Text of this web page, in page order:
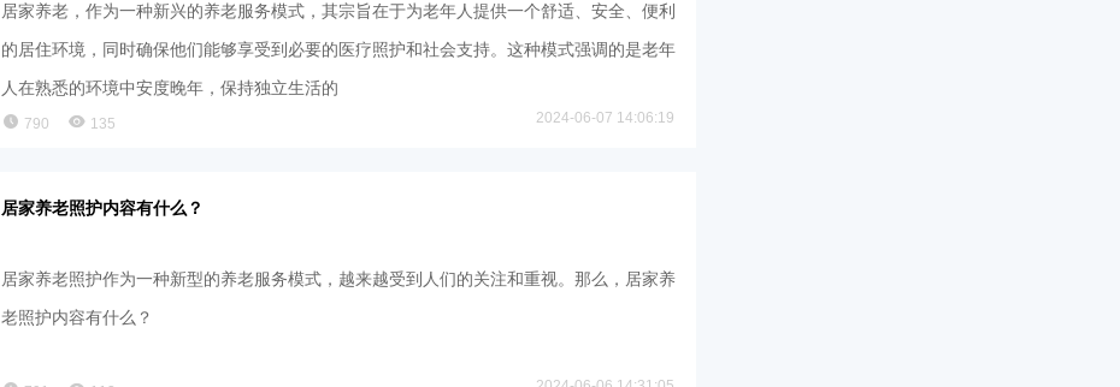
居家养老，作为一种新兴的养老服务模式，其宗旨在于为老年人提供一个舒适、安全、便利
的居住环境，同时确保他们能够享受到必要的医疗照护和社会支持。这种模式强调的是老年
人在熟悉的环境中安度晚年，保持独立生活的
790 135 2024-06-07 14:06:19
居家养老照护内容有什么？
居家养老照护作为一种新型的养老服务模式，越来越受到人们的关注和重视。那么，居家养
老照护内容有什么？